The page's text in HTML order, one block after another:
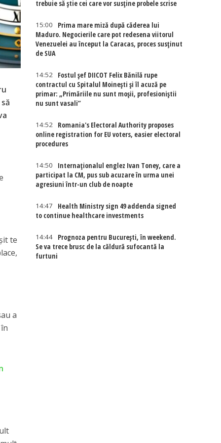
te
a
trebuie să știe cei care vor susține probele scrise
15:00
Prima mare miză după căderea lui
Maduro. Negocierile care pot redesena viitorul
Venezuelei au început la Caracas, proces susținut
de SUA
14:52
Fostul șef DIICOT Felix Bănilă rupe
contractul cu Spitalul Moinești și îl acuză pe
primar: „Primăriile nu sunt moșii, profesioniștii
nu sunt vasali”
14:52
Romania's Electoral Authority proposes
online registration for EU voters, easier electoral
procedures
14:50
Internaţionalul englez Ivan Toney, care a
participat la CM, pus sub acuzare în urma unei
agresiuni într-un club de noapte
14:47
Health Ministry sign 49 addenda signed
to continue healthcare investments
14:44
Prognoza pentru București, în weekend.
Se va trece brusc de la căldură sufocantă la
furtuni